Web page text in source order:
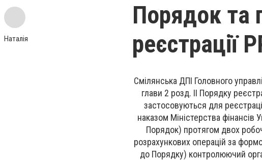
Наталія
Порядок та
реєстрації
Смілянська ДПІ Головного
глави 2 розд. II Порядку
застосовуються для
наказом Міністерства
Порядок) протягом двох
розрахункових операцій за
до Порядку) контролюючий